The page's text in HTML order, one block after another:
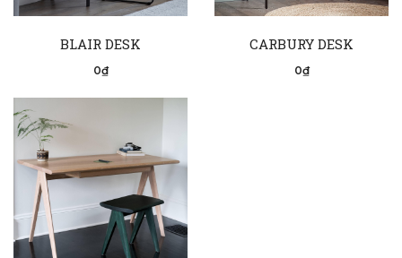
BLAIR DESK
0₫
CARBURY DESK
0₫